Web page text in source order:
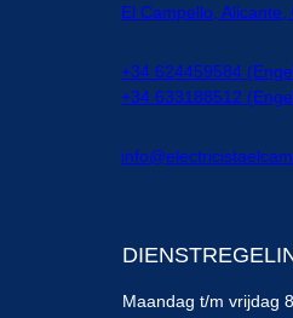
El Campello, Alicante,
+34 624459584
+34 633188512
Maandag t/m vrijdag